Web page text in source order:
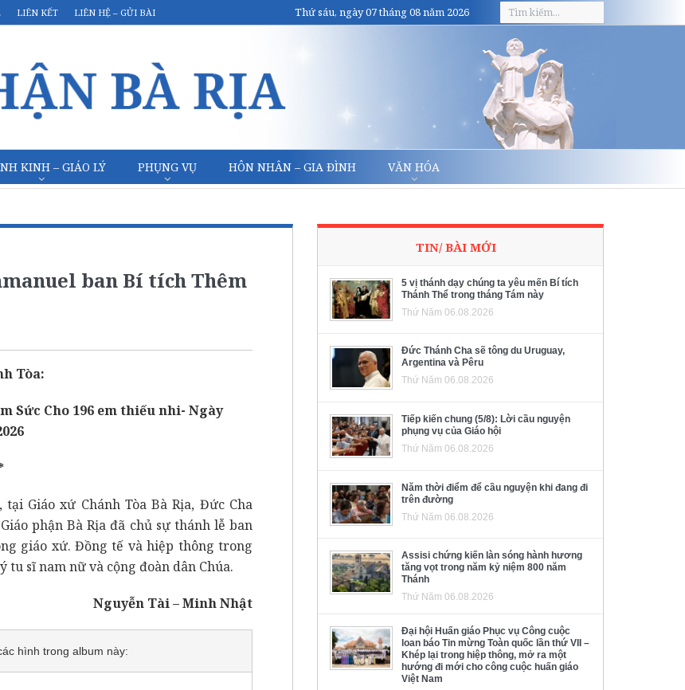
LIÊN KẾT LIÊN HỆ – GỬI BÀI Thứ sáu, ngày 07 tháng 08 năm 2026
KINH – GIÁO LÝ PHỤNG VỤ HÔN NHÂN – GIA ĐÌNH VĂN HÓA
ban Bí tích Thêm
Tòa:
Sức Cho 196 em thiếu nhi- Ngày
tại Giáo xứ Chánh Tòa Bà Rịa, Đức Cha
phận Bà Rịa đã chủ sự thánh lễ ban
giáo xứ. Đồng tế và hiệp thông trong
sĩ nam nữ và cộng đoàn dân Chúa.
Nguyễn Tài – Minh Nhật
hình trong album này:
TIN/ BÀI MỚI
5 vị thánh dạy chúng ta yêu mến Bí tích
Thánh Thể trong tháng Tám này
Thứ Năm 06.08.2026
Đức Thánh Cha sẽ tông du Uruguay,
Argentina và Pêru
Thứ Năm 06.08.2026
Tiếp kiến chung (5/8): Lời cầu nguyện
phụng vụ của Giáo hội
Thứ Năm 06.08.2026
Năm thời điểm để cầu nguyện khi đang đi
trên đường
Thứ Năm 06.08.2026
Assisi chứng kiến làn sóng hành hương
tăng vọt trong năm kỷ niệm 800 năm
Thánh
Thứ Năm 06.08.2026
Đại hội Huấn giáo Phục vụ Công cuộc
loan báo Tin mừng Toàn quốc lần thứ VII –
Khép lại trong hiệp thông, mở ra một
hướng đi mới cho công cuộc huấn giáo
Việt Nam